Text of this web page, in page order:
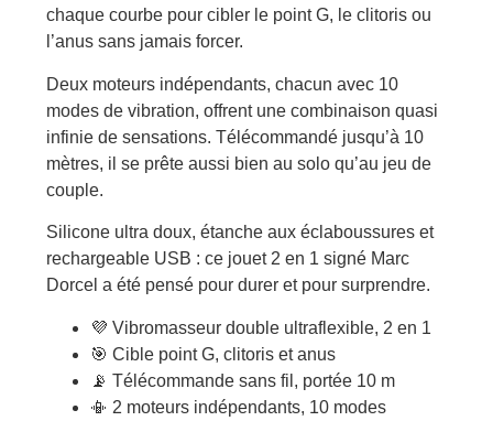
chaque courbe pour cibler le point G, le clitoris ou
l’anus sans jamais forcer.
Deux moteurs indépendants, chacun avec 10
modes de vibration, offrent une combinaison quasi
infinie de sensations. Télécommandé jusqu’à 10
mètres, il se prête aussi bien au solo qu’au jeu de
couple.
Silicone ultra doux, étanche aux éclaboussures et
rechargeable USB : ce jouet 2 en 1 signé Marc
Dorcel a été pensé pour durer et pour surprendre.
💜 Vibromasseur double ultraflexible, 2 en 1
🎯 Cible point G, clitoris et anus
📡 Télécommande sans fil, portée 10 m
📳 2 moteurs indépendants, 10 modes